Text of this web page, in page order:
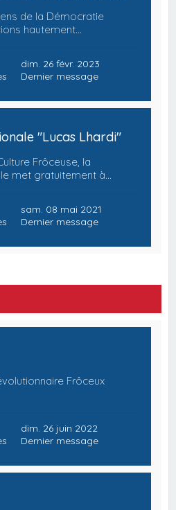
de la Démocratie
hautement…
dim. 26 févr. 2023
Dernier message
"Lucas Lhardi"
Frôceuse, la
met gratuitement à…
sam. 08 mai 2021
Dernier message
Frôceux
dim. 26 juin 2022
Dernier message